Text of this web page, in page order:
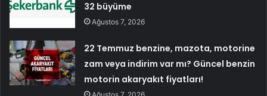
32 büyüme
Ağustos 7, 2026
22 Temmuz benzine, mazota, motorine
zam veya indirim var mı? Güncel benzin
motorin akaryakıt fiyatları!